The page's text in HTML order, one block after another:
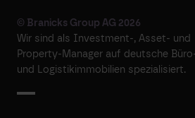
© Branicks Group AG 2026
Wir sind als ­Investment-, ­Asset- und
­Property-Manager auf deutsche
und Logistikimmobilien spezialisiert.